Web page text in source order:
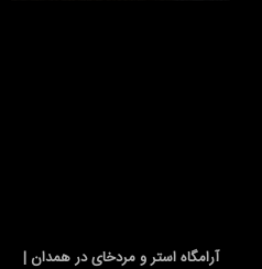
آرامگاه استر و مردخای در همدان |